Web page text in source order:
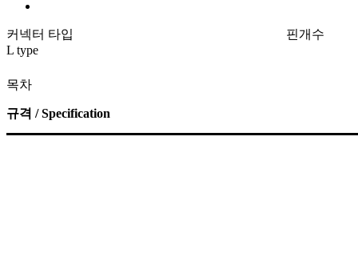
커넥터 타입
L type
핀개수
목차
규격 / Specification